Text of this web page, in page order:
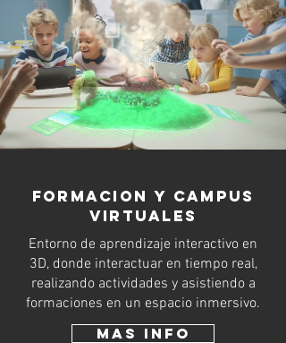
formacion y campus
virtuales
Entorno de aprendizaje interactivo en
3D, donde interactuar en tiempo real,
realizando actividades y asistiendo a
formaciones en un espacio inmersivo.
Mas INfo